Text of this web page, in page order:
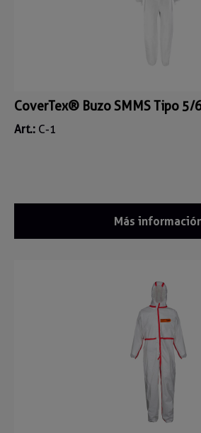
CoverTex® Buzo SMMS Tipo 5/
Art.: C-1
Más